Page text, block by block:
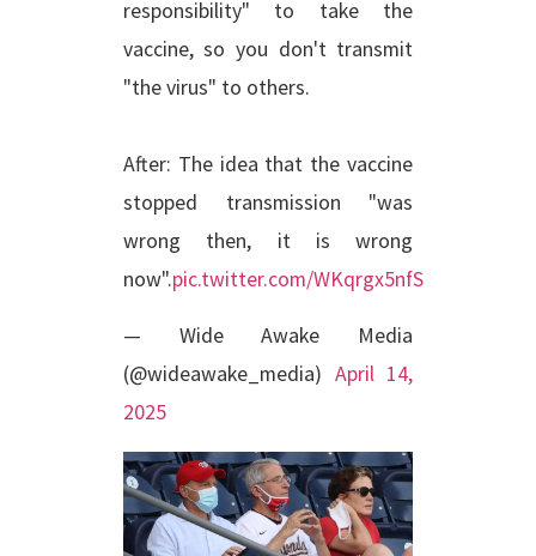
responsibility" to take the
vaccine, so you don't transmit
"the virus" to others.
After: The idea that the vaccine
stopped transmission "was
wrong then, it is wrong
now".pic.twitter.com/WKqrgx5nfS
— Wide Awake Media
(@wideawake_media) April 14,
2025